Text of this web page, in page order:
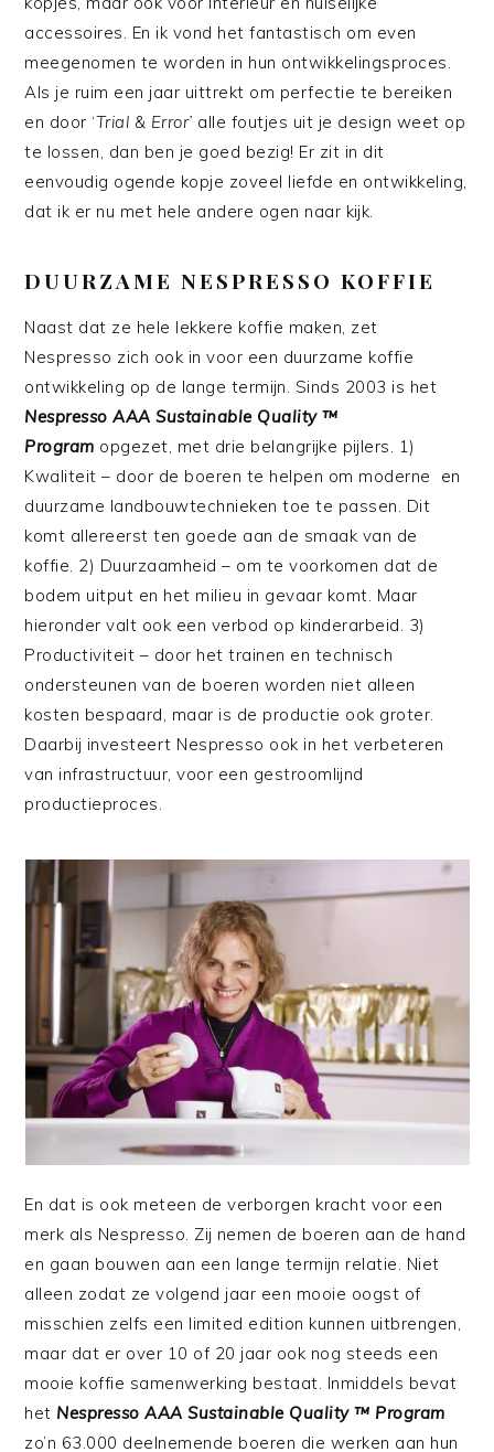
accessoires. En ik vond het fantastisch om even
meegenomen te worden in hun ontwikkelingsproces.
Als je ruim een jaar uittrekt om perfectie te bereiken
en door ‘Trial & Error’ alle foutjes uit je design weet op
te lossen, dan ben je goed bezig! Er zit in dit
eenvoudig ogende kopje zoveel liefde en ontwikkeling,
dat ik er nu met hele andere ogen naar kijk.
DUURZAME NESPRESSO KOFFIE
Naast dat ze hele lekkere koffie maken, zet
Nespresso zich ook in voor een duurzame koffie
ontwikkeling op de lange termijn. Sinds 2003 is het
Nespresso AAA Sustainable Quality ™
Program opgezet, met drie belangrijke pijlers. 1)
Kwaliteit – door de boeren te helpen om moderne en
duurzame landbouwtechnieken toe te passen. Dit
komt allereerst ten goede aan de smaak van de
koffie. 2) Duurzaamheid – om te voorkomen dat de
bodem uitput en het milieu in gevaar komt. Maar
hieronder valt ook een verbod op kinderarbeid. 3)
Productiviteit – door het trainen en technisch
ondersteunen van de boeren worden niet alleen
kosten bespaard, maar is de productie ook groter.
Daarbij investeert Nespresso ook in het verbeteren
van infrastructuur, voor een gestroomlijnd
productieproces.
En dat is ook meteen de verborgen kracht voor een
merk als Nespresso. Zij nemen de boeren aan de hand
en gaan bouwen aan een lange termijn relatie. Niet
alleen zodat ze volgend jaar een mooie oogst of
misschien zelfs een limited edition kunnen uitbrengen,
maar dat er over 10 of 20 jaar ook nog steeds een
mooie koffie samenwerking bestaat. Inmiddels bevat
het Nespresso AAA Sustainable Quality ™ Program
zo’n 63.000 deelnemende boeren die werken aan hun